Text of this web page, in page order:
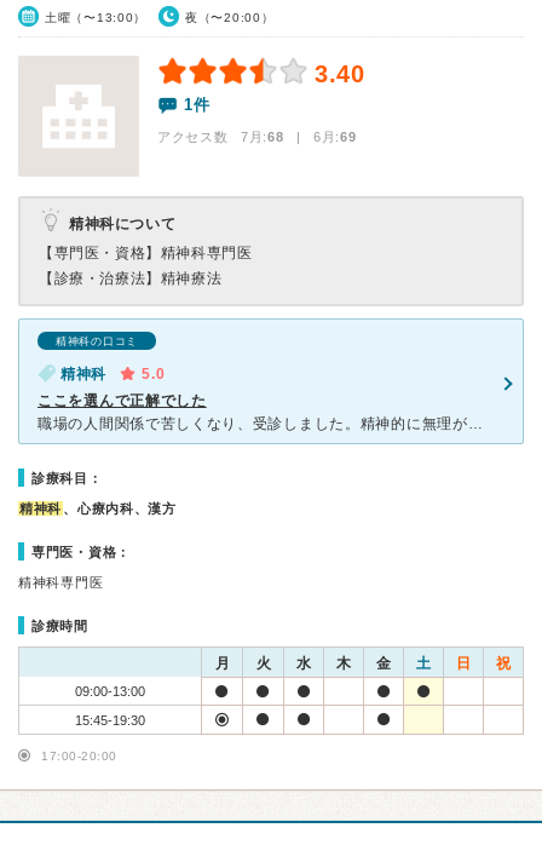
土曜（〜13:00） 夜（〜20:00）
3.40
1件
アクセス数 7月:68 | 6月:69
精神科について
【専門医・資格】 精神科専門医
【診療・治療法】 精神療法
精神科の口コミ
精神科
5.0
ここを選んで正解でした
職場の人間関係で苦しくなり、受診しました。精神的に無理がないようすぐに診断書を作成下さったおかげで即時休職でき、心が軽くなったことで転職する元気が湧き、今はこの医院にかかって正解だったと思っています。
診療科目：
精神科 、心療内科、漢方
専門医・資格：
精神科専門医
診療時間
月 火 水 木 金 土 日 祝
09:00-13:00
15:45-19:30
17:00-20:00